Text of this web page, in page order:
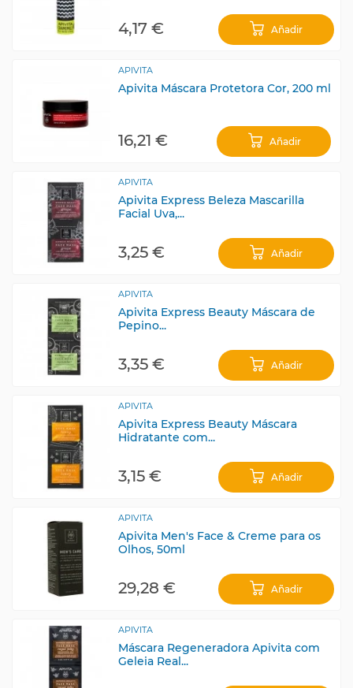
4,17 € Añadir
APIVITA
Apivita Máscara Protetora Cor, 200 ml
16,21 € Añadir
APIVITA
Apivita Express Beleza Mascarilla
Facial Uva,...
3,25 € Añadir
APIVITA
Apivita Express Beauty Máscara de
Pepino...
3,35 € Añadir
APIVITA
Apivita Express Beauty Máscara
Hidratante com...
3,15 € Añadir
APIVITA
Apivita Men's Face & Creme para os
Olhos, 50ml
29,28 € Añadir
APIVITA
Máscara Regeneradora Apivita com
Geleia Real...